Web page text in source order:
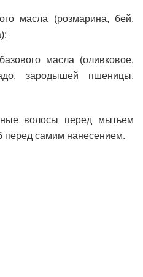
масла (розмарина, бей,
масла (оливковое,
зародышей пшеницы,
волосы перед мытьем
перед самим нанесением.